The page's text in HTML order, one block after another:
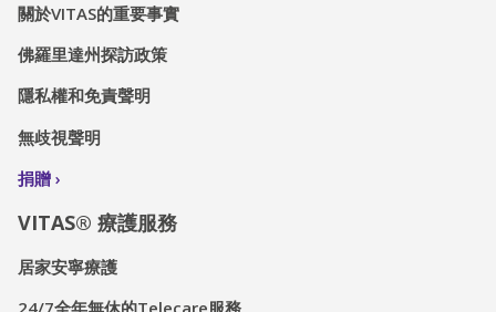
關於VITAS的重要事實
佛羅里達州探訪政策
隱私權和免責聲明
無歧視聲明
捐贈
VITAS® 療護服務
居家安寧療護